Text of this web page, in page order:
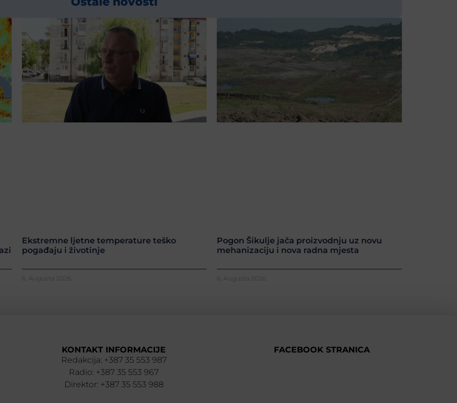
Ekstremne ljetne temperature teško
pogađaju i životinje
6. Augusta 2026.
Pogon Šikulje jača proizvodnju uz novu
mehanizaciju i nova radna mjesta
6. Augusta 2026.
KONTAKT INFORMACIJE
Redakcija: +387 35 553 987
Radio: +387 35 553 967
Direktor: +387 35 553 988
FACEBOOK STRANICA